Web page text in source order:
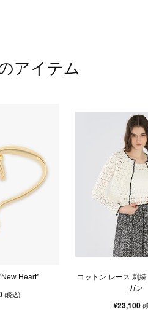
アイテム
Heart"
(税込)
コットン レース 刺
ガン
¥23,100 (